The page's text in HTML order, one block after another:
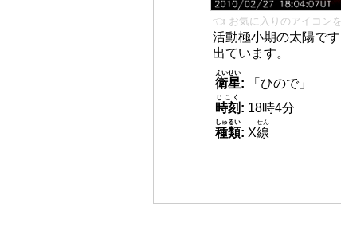
👈 お気に入りのアイコン
活動極小期の太陽で
出ています。
衛星
えいせい
:
「ひので」
時刻
じこく
: 18時4分
種類
しゅるい
: X線
せん